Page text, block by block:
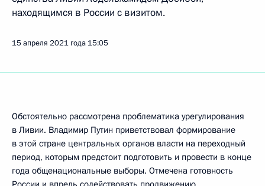
находящимся в России с визитом.
15 апреля 2021 года 15:05
Обстоятельно рассмотрена проблематика урегулирования
в Ливии. Владимир Путин приветствовал формирование
в этой стране центральных органов власти на переходный
период, которым предстоит подготовить и провести в конце
года общенациональные выборы. Отмечена готовность